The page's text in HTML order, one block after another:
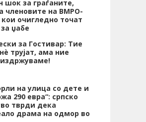
шок за граѓаните,
членовите на ВМРО-
очигледно точат
џабе
за Гостивар: Тие
трујат, ама ние
на улица со дете и
290 евра“: српско
тврди дека
драма на одмор во